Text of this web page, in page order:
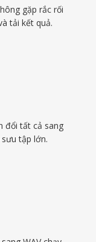
đã loại bỏ
gặp rắc rối
tải kết quả.
đổi tất cả sang
tập lớn.